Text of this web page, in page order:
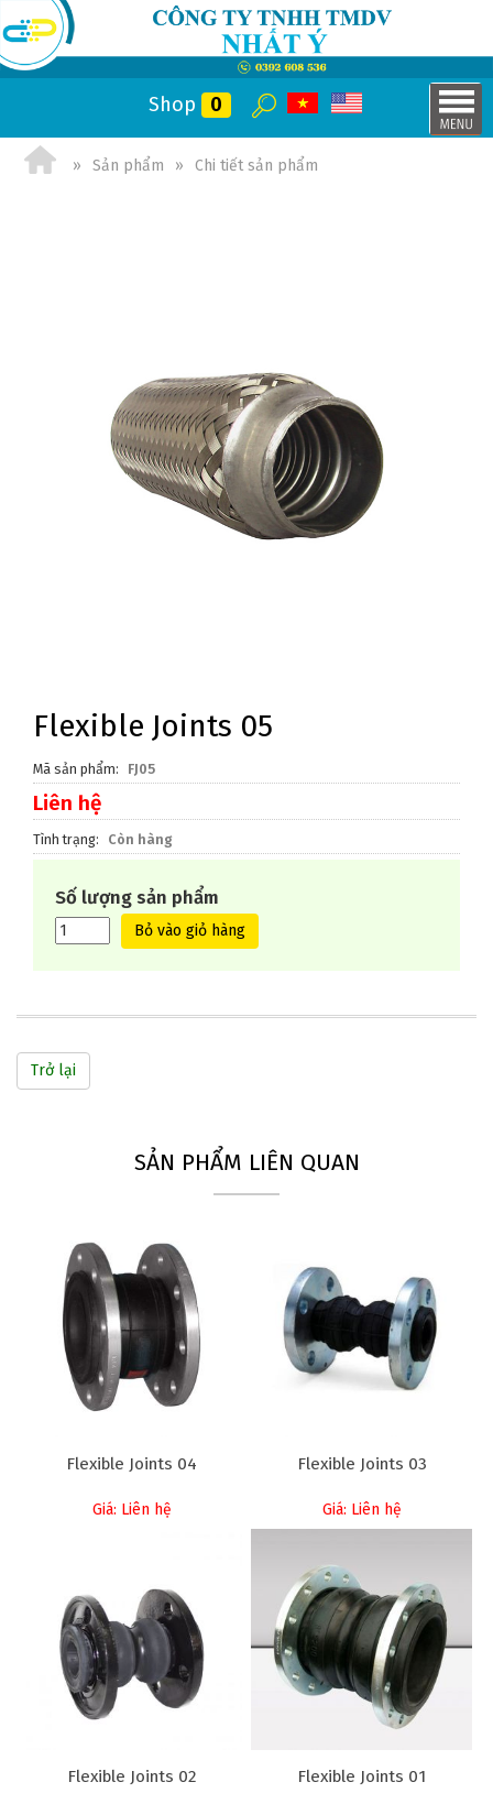
Shop 0
Sản phẩm Chi tiết sản phẩm
Flexible Joints 05
Mã sản phẩm FJ05
Liên hệ
Tình trạng Còn hàng
Số lượng sản phẩm
Bỏ vào giỏ hàng
Trở lại
SẢN PHẨM LIÊN QUAN
Flexible Joints 04
Giá: Liên hệ
Flexible Joints 03
Giá: Liên hệ
Flexible Joints 02 Flexible Joints 01